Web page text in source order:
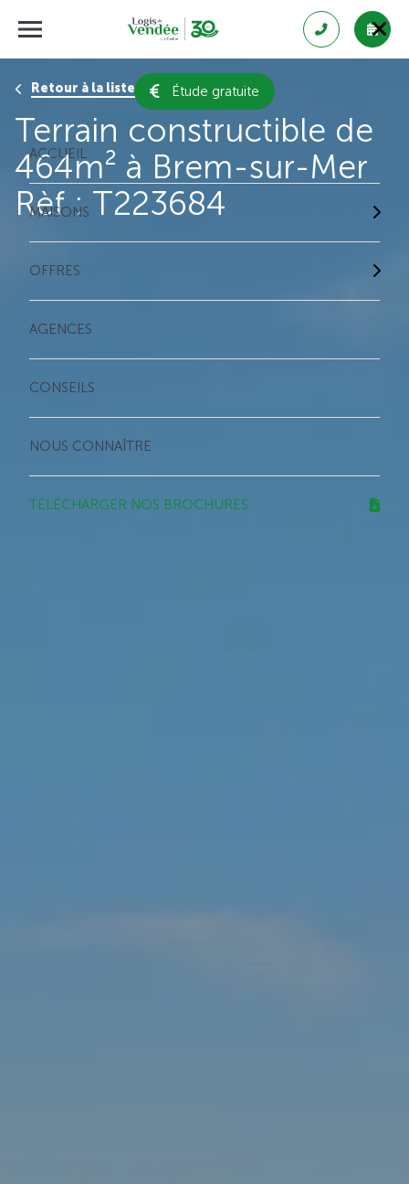
Étude gratuite
ACCUEIL
MAISONS
OFFRES
AGENCES
CONSEILS
NOUS CONNAÎTRE
TÉLÉCHARGER NOS BROCHURES
Retour à la liste des résultats
Terrain constructible de
464m² à Brem-sur-Mer
Rèf : T223684